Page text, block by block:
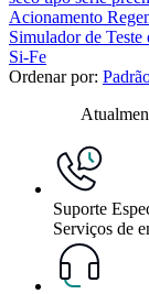
Acionamento
Simulador de Teste
Si-Fe
Ordenar por:
Suporte
Serviços de